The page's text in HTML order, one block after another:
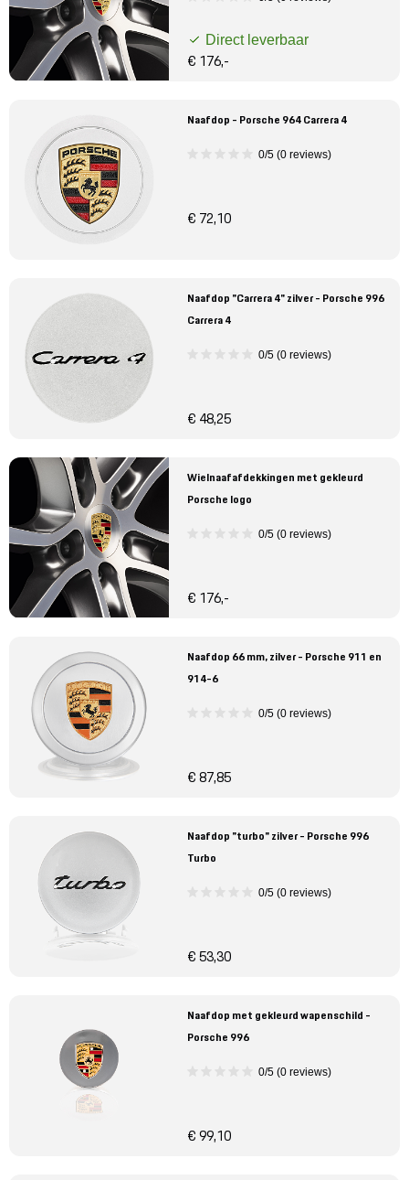
Direct leverbaar
€ 176,-
Naafdop - Porsche 964 Carrera 4
0/5 (0 reviews)
€ 72,10
Naafdop "Carrera 4" zilver - Porsche 996
Carrera 4
0/5 (0 reviews)
€ 48,25
Wielnaafafdekkingen met gekleurd
Porsche logo
0/5 (0 reviews)
€ 176,-
Naafdop 66 mm, zilver - Porsche 911 en
914-6
0/5 (0 reviews)
€ 87,85
Naafdop "turbo" zilver - Porsche 996
Turbo
0/5 (0 reviews)
€ 53,30
Naafdop met gekleurd wapenschild -
Porsche 996
0/5 (0 reviews)
€ 99,10